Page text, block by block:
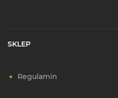
SKLEP
Regulamin